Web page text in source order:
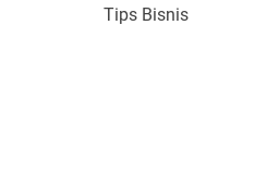
Tips Bisnis